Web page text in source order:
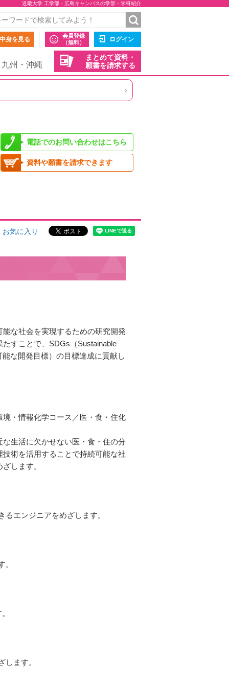
近畿大学 工学部・広島キャンパスの学部・学科紹介
身を見る
会員登録
（無料）
ログイン
まとめて資料・
願書を請求する
九州・沖縄
›
電話でのお問い合わせはこちら
資料や願書を請求できます
お気に入り
な社会を実現するための研究開発
すことで、SDGs（Sustainable
な開発目標）の目標達成に貢献し
・情報化学コース／医・食・住化
生活に欠かせない医・食・住の分
術を活用することで持続可能な社
します。
エンジニアをめざします。
ます。